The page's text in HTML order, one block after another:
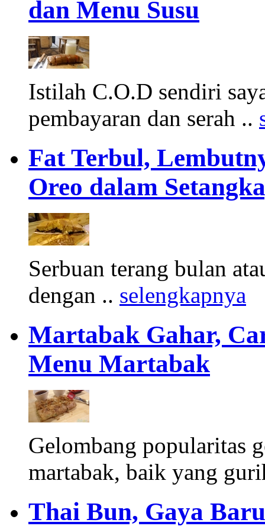
dan Menu Susu
Istilah C.O.D sendiri
pembayaran dan serah ..
Fat Terbul,
Oreo dalam
Serbuan terang bulan
dengan .. selengkapnya
Martabak Gahar,
Menu Martabak
Gelombang popularitas
martabak, baik yang
Thai Bun, Gaya